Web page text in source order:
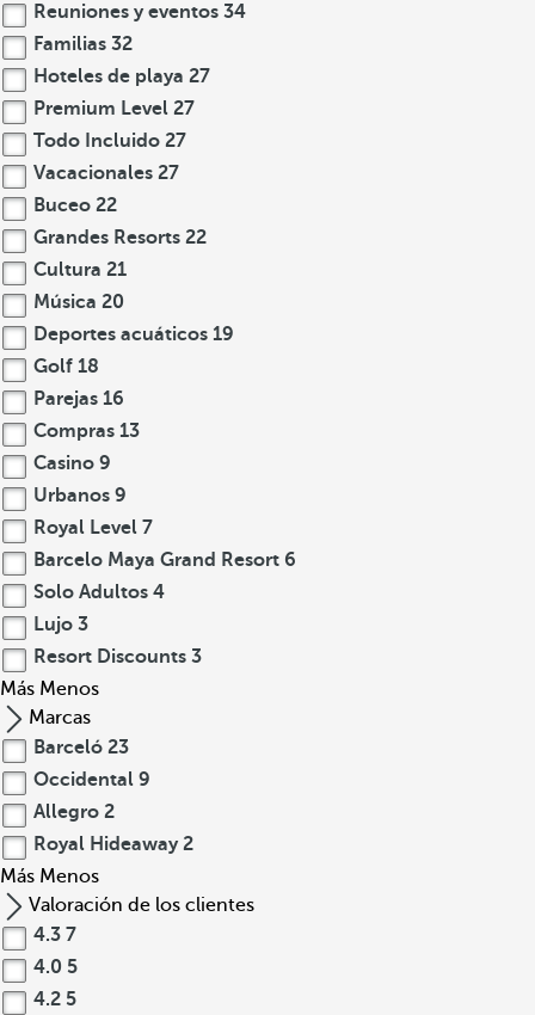
Reuniones y eventos 34
Familias 32
Hoteles de playa 27
Premium Level 27
Todo Incluido 27
Vacacionales 27
Buceo 22
Grandes Resorts 22
Cultura 21
Música 20
Deportes acuáticos 19
Golf 18
Parejas 16
Compras 13
Casino 9
Urbanos 9
Royal Level 7
Barcelo Maya Grand Resort 6
Solo Adultos 4
Lujo 3
Resort Discounts 3
Más Menos
Marcas
Barceló 23
Occidental 9
Allegro 2
Royal Hideaway 2
Más Menos
Valoración de los clientes
4.3 7
4.0 5
4.2 5